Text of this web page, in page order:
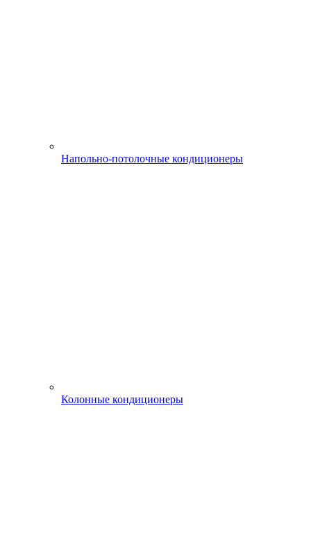
Напольно-потолочные кондиционеры
Колонные кондиционеры